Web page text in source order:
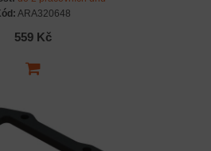
ARA320648
559 Kč